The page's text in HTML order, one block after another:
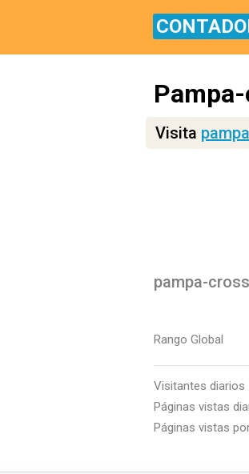
Visita
pampa-
Rango Global
Visitantes diarios
Páginas vistas
Páginas vistas